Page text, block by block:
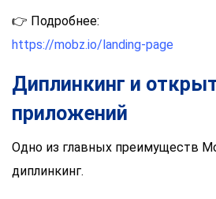
👉 Подробнее:
https://mobz.io/landing-page
Диплинкинг и
приложений
Одно из главных преимуществ
диплинкинг.